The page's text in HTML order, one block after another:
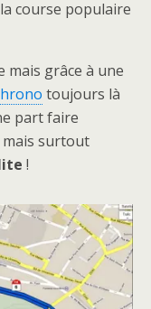
course populaire
mais grâce à une
toujours là
part faire
surtout
!